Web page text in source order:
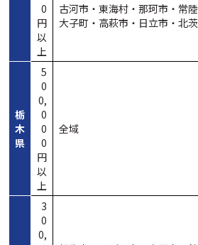
0
円
以
上
古河市・ 東海村・ 那珂市・ 常
大子町・ 高萩市・ 日立市・ 北
栃
木
県
5
0
0,
0
0
0
円
以
上
全域
3
0
0,